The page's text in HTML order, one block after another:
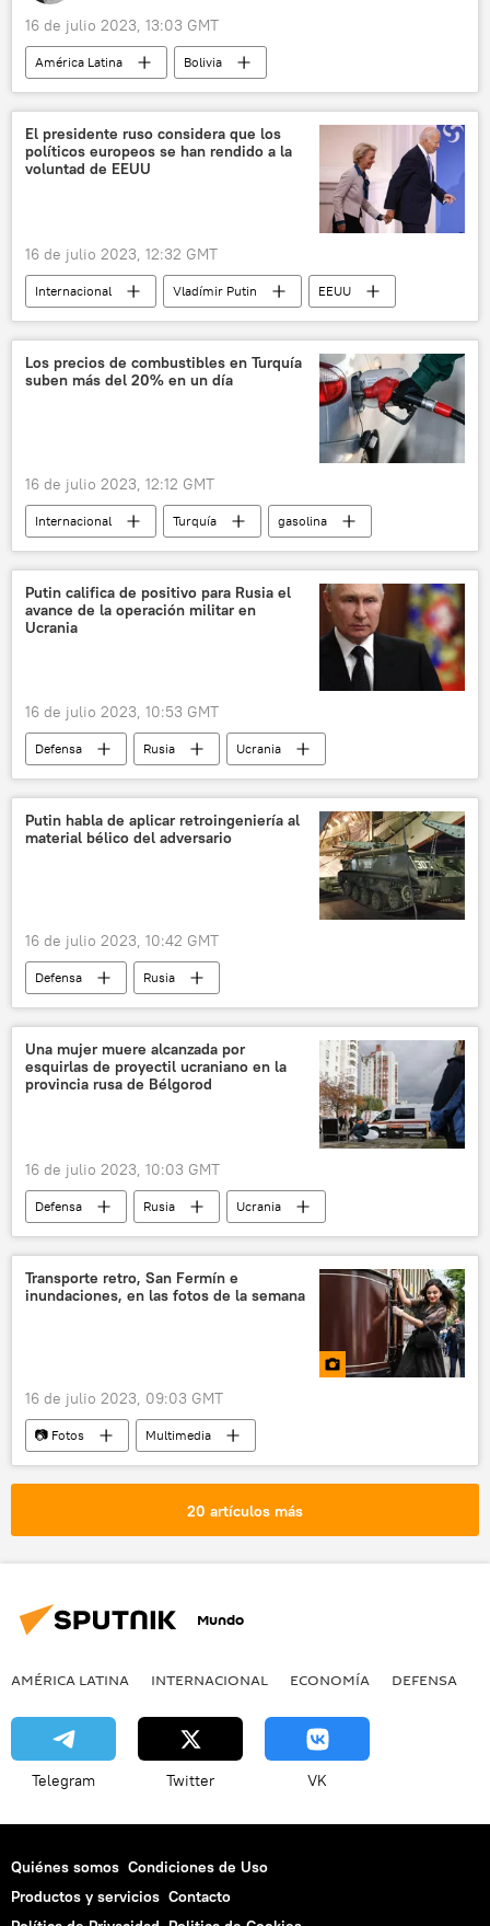
16 de julio 2023, 13:03 GMT
América Latina
Bolivia
🎭 Arte y cultura
La Paz El Alto
El presidente ruso considera que los
políticos europeos se han rendido a la
voluntad de EEUU
16 de julio 2023, 12:32 GMT
Internacional Vladímir Putin
EEUU
🌍 Europa
Los precios de combustibles en Turquía
suben más del 20% en un día
16 de julio 2023, 12:12 GMT
Internacional Turquía
gasolina
inflación
Putin califica de positivo para Rusia el
avance de la operación militar en
Ucrania
16 de julio 2023, 10:53 GMT
Defensa Rusia
Ucrania
📰 Operación rusa de desmilitarización y desnazificación de Ucrania
🌍 Europa
Putin habla de aplicar retroingeniería al
material bélico del adversario
16 de julio 2023, 10:42 GMT
Defensa
Rusia
📰 Operación rusa de desmilitarización y desnazificación de Ucrania
Vladímir Putin
OTAN
Ucrania
🌍 Europa
Una mujer muere alcanzada por
esquirlas de proyectil ucraniano en la
provincia rusa de Bélgorod
16 de julio 2023, 10:03 GMT
Defensa Rusia
Ucrania
🌍 Europa
🛡️ Zonas de conflicto
📰 Operación rusa de desmilitarización y desnazificación de Ucrania
Bélgorod
Transporte retro, San Fermín e
inundaciones, en las fotos de la semana
16 de julio 2023, 09:03 GMT
📷 Fotos Multimedia
20 artículos más
Mundo
AMÉRICA LATINA INTERNACIONAL ECONOMÍA DEFENSA
Telegram Twitter VK
Quiénes somos Condiciones de Uso
Productos y servicios Contacto